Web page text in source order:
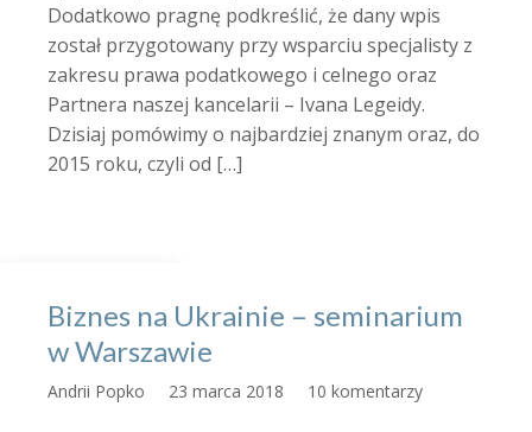
Dodatkowo pragnę podkreślić, że dany wpis
został przygotowany przy wsparciu specjalisty z
zakresu prawa podatkowego i celnego oraz
Partnera naszej kancelarii – Ivana Legeidy.
Dzisiaj pomówimy o najbardziej znanym oraz, do
2015 roku, czyli od […]
Biznes na Ukrainie – seminarium
w Warszawie
Andrii Popko 23 marca 2018 10 komentarzy